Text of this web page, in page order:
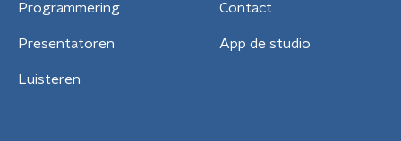
Programmering
Presentatoren
Luisteren
Contact
App de studio